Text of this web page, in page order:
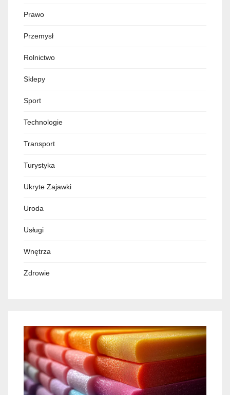
Prawo
Przemysł
Rolnictwo
Sklepy
Sport
Technologie
Transport
Turystyka
Ukryte Zajawki
Uroda
Usługi
Wnętrza
Zdrowie